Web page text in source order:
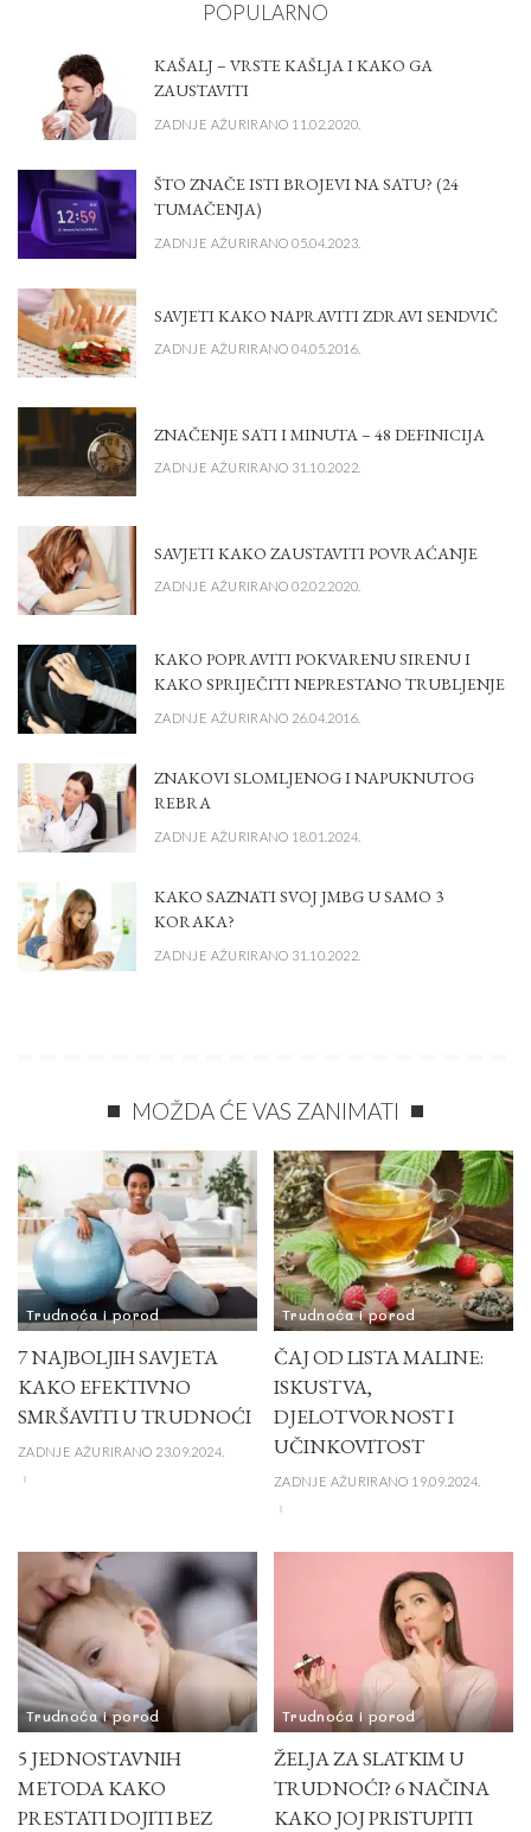
POPULARNO
KAŠALJ – VRSTE KAŠLJA I KAKO GA
ZAUSTAVITI
ZADNJE AŽURIRANO 11.02.2020.
ŠTO ZNAČE ISTI BROJEVI NA SATU? (24
TUMAČENJA)
ZADNJE AŽURIRANO 05.04.2023.
SAVJETI KAKO NAPRAVITI ZDRAVI SENDVIČ
ZADNJE AŽURIRANO 04.05.2016.
ZNAČENJE SATI I MINUTA – 48 DEFINICIJA
ZADNJE AŽURIRANO 31.10.2022.
SAVJETI KAKO ZAUSTAVITI POVRAĆANJE
ZADNJE AŽURIRANO 02.02.2020.
KAKO POPRAVITI POKVARENU SIRENU I
KAKO SPRIJEČITI NEPRESTANO TRUBLJENJE
ZADNJE AŽURIRANO 26.04.2016.
ZNAKOVI SLOMLJENOG I NAPUKNUTOG
REBRA
ZADNJE AŽURIRANO 18.01.2024.
KAKO SAZNATI SVOJ JMBG U SAMO 3
KORAKA?
ZADNJE AŽURIRANO 31.10.2022.
MOŽDA ĆE VAS ZANIMATI
Trudnoća i porod
7 NAJBOLJIH SAVJETA
KAKO EFEKTIVNO
SMRŠAVITI U TRUDNOĆI
ZADNJE AŽURIRANO 23.09.2024.
Trudnoća i porod
ČAJ OD LISTA MALINE:
ISKUSTVA,
DJELOTVORNOST I
UČINKOVITOST
ZADNJE AŽURIRANO 19.09.2024.
Trudnoća i porod
5 JEDNOSTAVNIH
METODA KAKO
PRESTATI DOJITI BEZ
Trudnoća i porod
ŽELJA ZA SLATKIM U
TRUDNOĆI? 6 NAČINA
KAKO JOJ PRISTUPITI